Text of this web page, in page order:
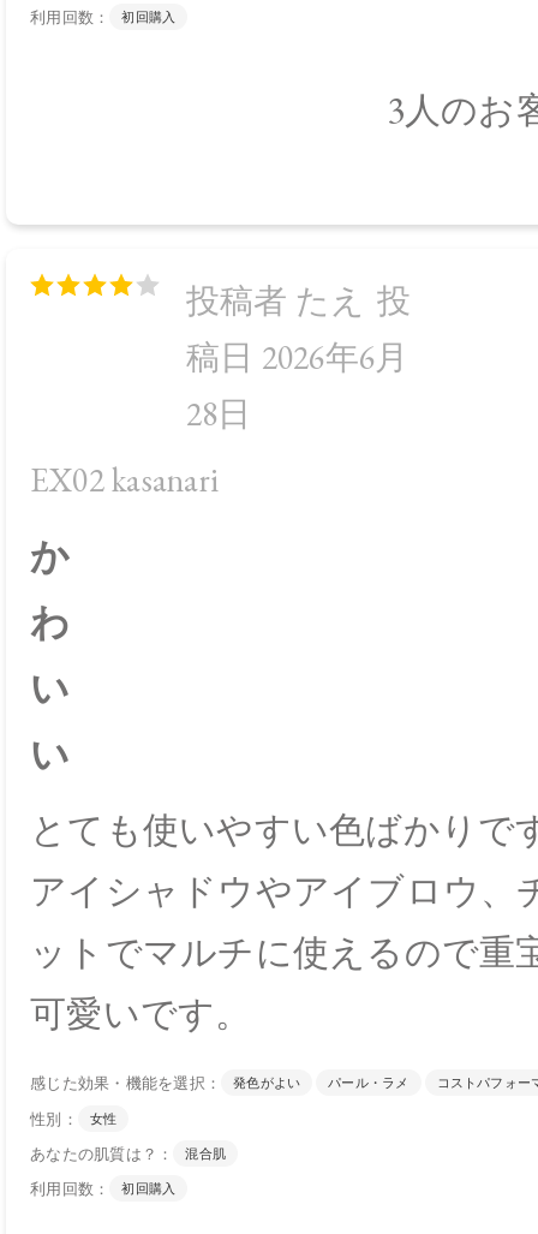
利用回数： 初回購入
3人のお
か
わ
い
い
投稿者 たえ 投
稿日 2026年6月
28日
EX02 kasanari
とても使いやすい色ばかりで
アイシャドウやアイブロウ
ットでマルチに使えるので
可愛いです。
感じた効果・機能を選択： 発色がよい パール・ラメ コストパフォー
性別： 女性
あなたの肌質は？： 混合肌
利用回数： 初回購入